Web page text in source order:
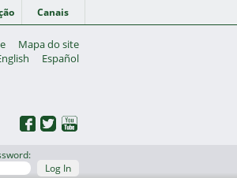
Canais
Mapa do site
Español
Log In